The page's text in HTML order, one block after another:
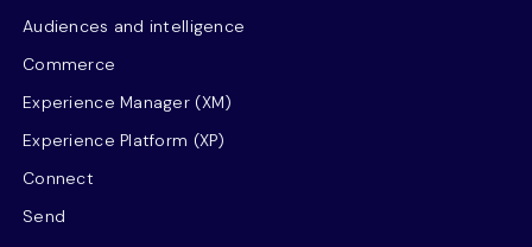
Audiences and intelligence
Commerce
Experience Manager (XM)
Experience Platform (XP)
Connect
Send